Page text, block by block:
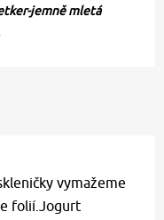
jemně mletá
vymažeme
folií.Jogurt